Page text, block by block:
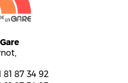
81 87 34 92